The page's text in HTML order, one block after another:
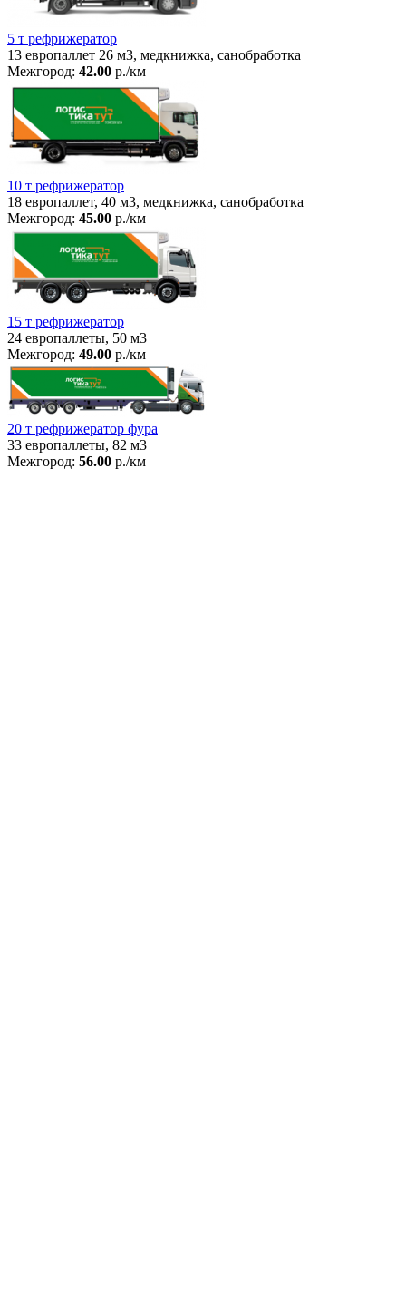
5 т рефрижератор
13 европаллет 26 м3, медкнижка, санобработка
Межгород: 42.00 р./км
10 т рефрижератор
18 европаллет, 40 м3, медкнижка, санобработка
Межгород: 45.00 р./км
15 т рефрижератор
24 европаллеты, 50 м3
Межгород: 49.00 р./км
20 т рефрижератор фура
33 европаллеты, 82 м3
Межгород: 56.00 р./км